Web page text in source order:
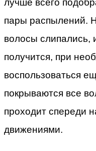
лучше всего
пары распылений.
волосы слипались,
получится, при
воспользоваться
покрываются все
проходит спереди
движениями.